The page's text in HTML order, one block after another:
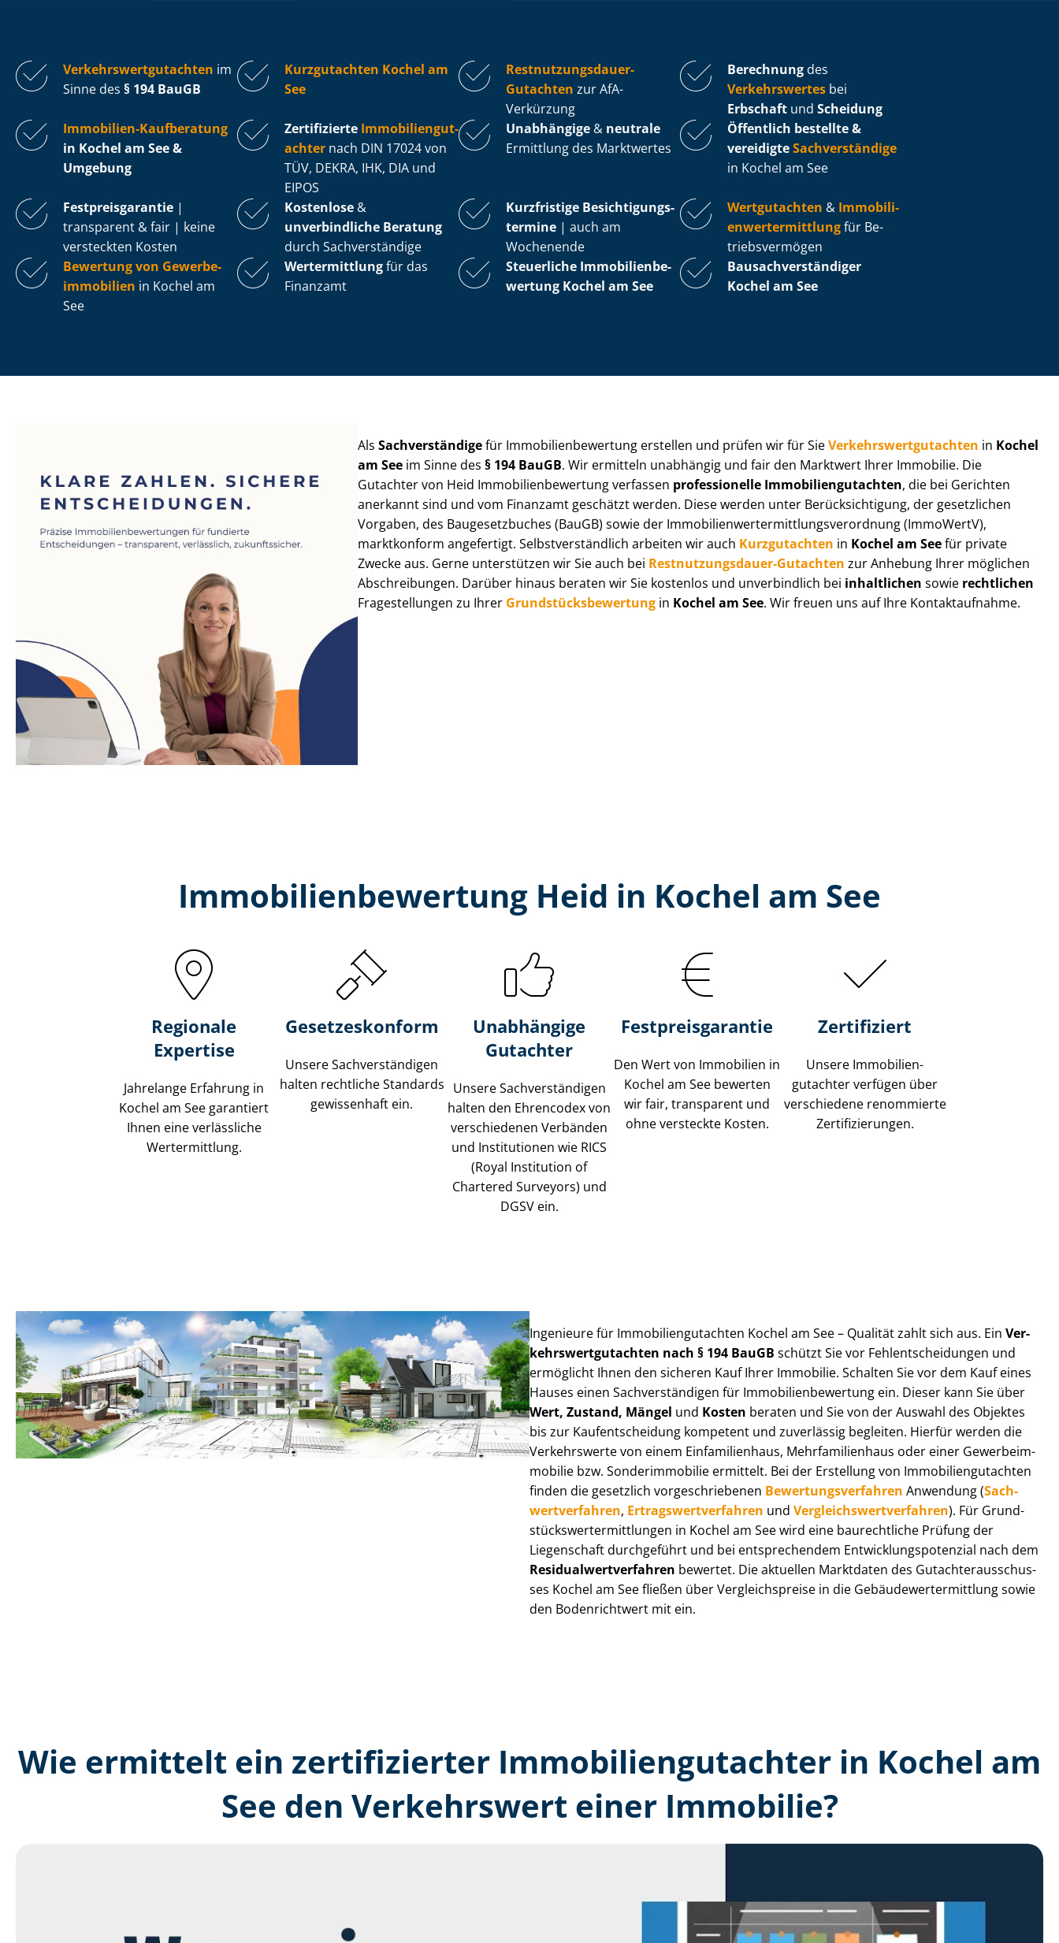
Ver­kehrs­wert­gut­ach­ten im
Sinne des § 194 BauGB
Kurzgutachten Kochel am
See
Rest­nut­zungs­dau­er-
Gutachten zur AfA-
Verkürzung
Berechnung des
Verkehrswertes bei
Erbschaft und Scheidung
Immobilien-Kaufberatung
in Kochel am See &
Umgebung
Zertifizierte Im­mo­bi­li­en­gut­
ach­ter nach DIN 17024 von
TÜV, DEKRA, IHK, DIA und
EIPOS
Unabhängige & neutrale
Ermittlung des Marktwertes
Öffentlich bestellte &
vereidigteSachverständige
in Kochel am See
Fest­preis­ga­ran­tie |
transparent & fair | keine
versteckten Kosten
Kostenlose &
unverbindliche Beratung
durch Sachverständige
Kurzfristige Be­sich­ti­gungs­
ter­mi­ne | auch am
Wochenende
Wertgutachten & Im­mo­bi­li­
en­wert­ermitt­lungfür Be­
triebs­ver­mö­gen
Bewertung von Ge­wer­be­
im­mo­bi­li­en in Kochel am
See
Wertermittlungfür das
Finanzamt
Steuerliche Im­mo­bi­li­en­be­
wer­tung Kochel am See
Bau­sach­ver­stän­di­ger
Kochel am See
AlsSachverständigefür Im­mo­bi­li­en­be­wer­tung erstellen und prüfen wir für SieVer­kehrs­wert­gut­ach­ten in Kochel
am See im Sinne des§ 194 BauGB. Wir ermitteln unabhängig und fair den Marktwert Ihrer Immobilie. Die
Gutachter von Heid Im­mo­bi­li­en­be­wer­tung verfassen professionelle Im­mo­bi­li­en­gut­ach­ten, die bei Gerichten
anerkannt sind und vom Finanzamt geschätzt werden. Diese werden unter Be­rück­sich­ti­gung, der gesetzlichen
Vorgaben, des Baugesetzbuches (BauGB) sowie der Im­mo­bi­li­en­wert­ermitt­lungs­ver­ord­nung (ImmoWertV),
marktkonform angefertigt. Selbst­ver­ständ­lich arbeiten wir auch Kurzgutachten in Kochel am Seefür private
Zwecke aus. Gerne unterstützen wir Sie auch bei Rest­nut­zungs­dau­er-Gutachten zur Anhebung Ihrer möglichen
Abschreibungen. Darüber hinaus beraten wir Sie kostenlos und unverbindlich bei inhaltlichen sowie rechtlichen
Fragestellungen zu Ihrer Grund­stücks­be­wer­tung in Kochel am See. Wir freuen uns auf Ihre Kontaktaufnahme.
Immobilien­bewertung Heid in Kochel am See
Regionale
Expertise
Jahrelange Erfahrung in
Kochel am See garantiert
Ihnen eine verlässliche
Wertermittlung.
Gesetzes­konform
Unsere Sach­ver­stän­di­gen
halten rechtliche Standards
gewissenhaft ein.
Unabhängige
Gutachter
Unsere Sach­ver­stän­di­gen
halten den Ehrencodex von
verschiedenen Verbänden
und Institutionen wie RICS
(Royal Institution of
Chartered Surveyors) und
DGSV ein.
Festpreis​garantie
Den Wert von Immobilien in
Kochel am See bewerten
wir fair, transparent und
ohne versteckte Kosten.
Zertifiziert
Unsere Immobilien­
gutachter verfügen über
verschiedene renommierte
Zer­ti­fi­zie­run­gen.
Ingenieure für Im­mo­bi­li­en­gut­ach­ten Kochel am See – Qualität zahlt sich aus. Ein Ver­
kehrs­wert­gut­ach­ten nach § 194 BauGB schützt Sie vor Fehl­ent­schei­dun­gen und
ermöglicht Ihnen den sicheren Kauf Ihrer Immobilie. Schalten Sie vor dem Kauf eines
Hauses einen Sach­ver­stän­di­gen für Im­mo­bi­li­en­be­wer­tung ein. Dieser kann Sie über
Wert, Zustand, Mängel und Kosten beraten und Sie von der Auswahl des Objektes
bis zur Kauf­ent­schei­dung kompetent und zuverlässig begleiten. Hierfür werden die
Verkehrswerte von einem Einfamilienhaus, Mehr­fa­mi­li­en­haus oder einer Ge­wer­be­im­
mo­bi­lie bzw. Sonderimmobilie ermittelt. Bei der Erstellung von Im­mo­bi­li­en­gut­ach­ten
finden die gesetzlich vor­ge­schrie­be­nen Be­wer­tungs­ver­fah­ren Anwendung (Sach­
wert­ver­fah­ren, Er­trags­wert­ver­fah­ren und Ver­gleichs­wert­ver­fah­ren). Für Grund­
stücks­wert­ermitt­lun­gen in Kochel am See wird eine baurechtliche Prüfung der
Liegenschaft durchgeführt und bei entsprechendem Ent­wick­lungs­po­ten­zi­al nach dem
Re­si­du­al­wert­ver­fah­ren bewertet. Die aktuellen Marktdaten des Gut­ach­ter­aus­schus­
ses Kochel am See fließen über Ver­gleichs­prei­se in die Ge­bäu­de­wert­ermitt­lung sowie
den Bodenrichtwert mit ein.
Wie ermittelt ein zertifizierter Immobilien­gutachter in Kochel am
See den Verkehrswert einer Immobilie?